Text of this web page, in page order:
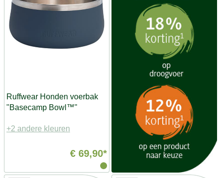
Ruffwear Honden voerbak
"Basecamp Bowl™"
+2 andere kleuren
€ 69,90*